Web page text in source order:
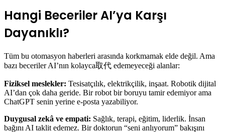
Hangi Beceriler AI’ya Karşı
Dayanıklı?
Tüm bu otomasyon haberleri arasında korkmamak elde değil. Ama
bazı beceriler AI’nın kolayca取代 edemeyeceği alanlar:
Fiziksel meslekler: Tesisatçılık, elektrikçilik, inşaat. Robotik dijital
AI’dan çok daha geride. Bir robot bir boruyu tamir edemiyor ama
ChatGPT senin yerine e-posta yazabiliyor.
Duygusal zekâ ve empati: Sağlık, terapi, eğitim, liderlik. İnsan
bağını AI taklit edemez. Bir doktorun “seni anlıyorum” bakışını